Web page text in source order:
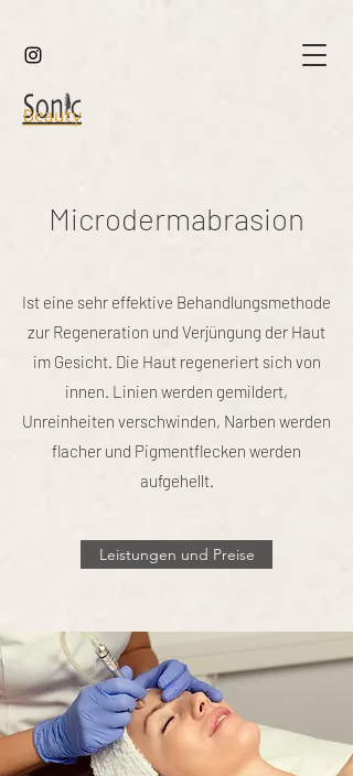
Microdermabrasion
Ist eine sehr effektive Behandlungsmethode
zur Regeneration und Verjüngung der Haut
im Gesicht. Die Haut regeneriert sich von
innen. Linien werden gemildert,
Unreinheiten verschwinden, Narben werden
flacher und Pigmentflecken werden
aufgehellt.
Leistungen und Preise